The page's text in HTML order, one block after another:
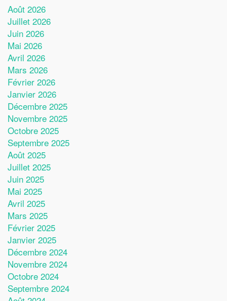
Août 2026
Juillet 2026
Juin 2026
Mai 2026
Avril 2026
Mars 2026
Février 2026
Janvier 2026
Décembre 2025
Novembre 2025
Octobre 2025
Septembre 2025
Août 2025
Juillet 2025
Juin 2025
Mai 2025
Avril 2025
Mars 2025
Février 2025
Janvier 2025
Décembre 2024
Novembre 2024
Octobre 2024
Septembre 2024